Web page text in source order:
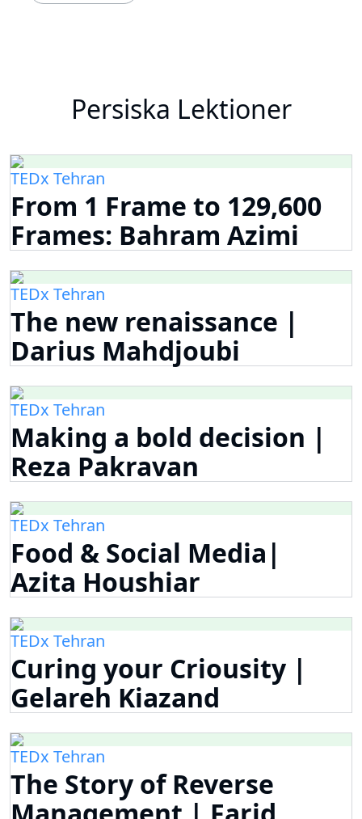
Persiska Lektioner
TEDx Tehran
From 1 Frame to 129,600
Frames: Bahram Azimi
TEDx Tehran
The new renaissance |
Darius Mahdjoubi
TEDx Tehran
Making a bold decision |
Reza Pakravan
TEDx Tehran
Food & Social Media|
Azita Houshiar
TEDx Tehran
Curing your Criousity |
Gelareh Kiazand
TEDx Tehran
The Story of Reverse